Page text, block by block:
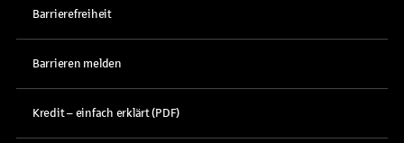
Barrierefreiheit
Barrieren melden
Kredit – einfach erklärt (PDF)